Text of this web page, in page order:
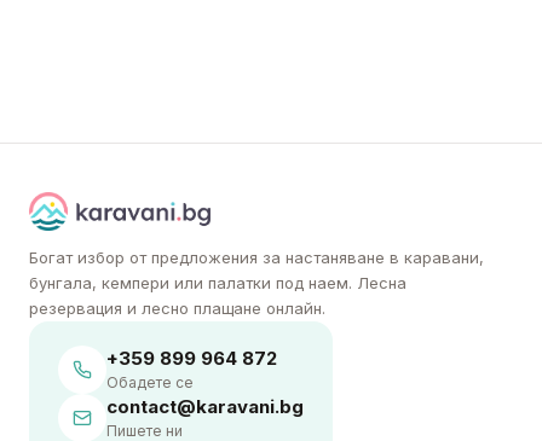
Богат избор от предложения за настаняване в каравани,
бунгала, кемпери или палатки под наем. Лесна
резервация и лесно плащане онлайн.
+359 899 964 872
Обадете се
contact@karavani.bg
Пишете ни